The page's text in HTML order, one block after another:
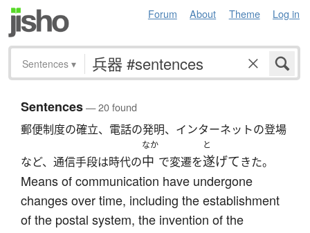
Forum About Theme Log in
Sentences ▾
Sentences— 20 found
郵便制度の確立、電話の発明、インターネットの登場
など、通信手段は時代の
なか
中 で変遷を
と
遂げてきた。
Means of communication have undergone
changes over time, including the establishment
of the postal system, the invention of the